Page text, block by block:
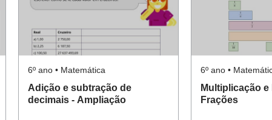
6º ano • Matemática
Adição e subtração de
decimais - Ampliação
6º ano •
Multiplicação
Frações